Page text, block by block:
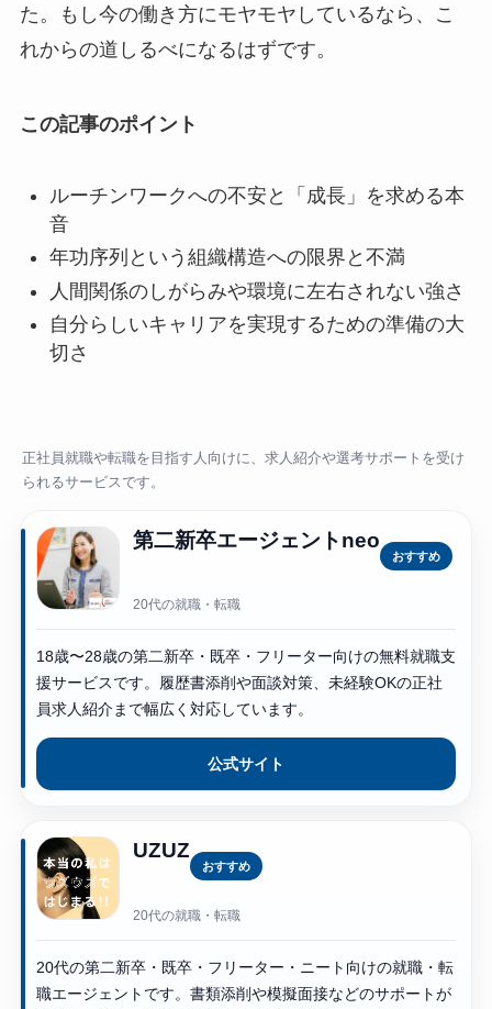
た。もし今の働き方にモヤモヤしているなら、こ
れからの道しるべになるはずです。
この記事のポイント
ルーチンワークへの不安と「成長」を求める本
音
年功序列という組織構造への限界と不満
人間関係のしがらみや環境に左右されない強さ
自分らしいキャリアを実現するための準備の大
切さ
正社員就職や転職を目指す人向けに、求人紹介や選考サポートを受け
られるサービスです。
第二新卒エージェントneo
おすすめ
20代の就職・転職
18歳〜28歳の第二新卒・既卒・フリーター向けの無料就職支
援サービスです。履歴書添削や面談対策、未経験OKの正社
員求人紹介まで幅広く対応しています。
公式サイト
UZUZ
おすすめ
20代の就職・転職
20代の第二新卒・既卒・フリーター・ニート向けの就職・転
職エージェントです。書類添削や模擬面接などのサポートが